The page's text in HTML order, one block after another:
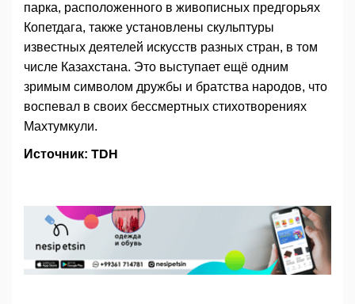
парка, расположенного в живописных предгорьях
Копетдага, также установлены скульптуры
известных деятелей искусств разных стран, в том
числе Казахстана. Это выступает ещё одним
зримым символом дружбы и братства народов, что
воспевал в своих бессмертных стихотворениях
Махтумкули.
Источник: TDH